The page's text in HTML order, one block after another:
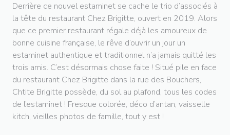
Derrière ce nouvel estaminet se cache le trio d’associés à
la tête du restaurant Chez Brigitte, ouvert en 2019. Alors
que ce premier restaurant régale déjà les amoureux de
bonne cuisine française, le rêve d’ouvrir un jour un
estaminet authentique et traditionnel n’a jamais quitté les
trois amis. C’est désormais chose faite ! Situé pile en face
du restaurant Chez Brigitte dans la rue des Bouchers,
Chtite Brigitte possède, du sol au plafond, tous les codes
de l’estaminet ! Fresque colorée, déco d’antan, vaisselle
kitch, vieilles photos de famille, tout y est !